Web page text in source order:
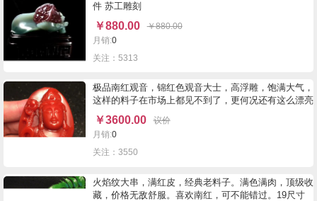
件 苏工雕刻
￥880.00 ￥880.00
月销:0
关注：5313
极品南红观音，锦红色观音大士，高浮雕，饱满大气，
这样的料子在市场上都见不到了，更何况还有这么漂亮
的雕工，尺寸47.37.26，58克
￥3600.00
议价
月销:0
关注：3550
火焰纹大串，满红皮，经典老料子。满色满肉，顶级收
藏，价格无敌舒服。喜欢南红，可不能错过。19尺寸